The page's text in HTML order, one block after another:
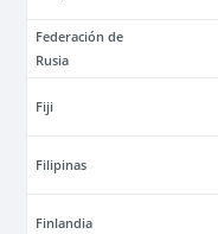
Federación de
Rusia
Fiji
Filipinas
Finlandia